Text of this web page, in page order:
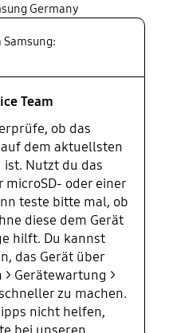
Germany
Samsung:
Team
ob das
auf dem aktuellsten
Nutzt du das
microSD- oder einer
teste bitte mal, ob
diese dem Gerät
hilft. Du kannst
das Gerät über
Gerätewartung >
zu machen.
nicht helfen,